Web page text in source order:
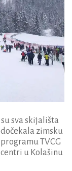
sva skijališta
zimsku
TVCG
u Kolašinu